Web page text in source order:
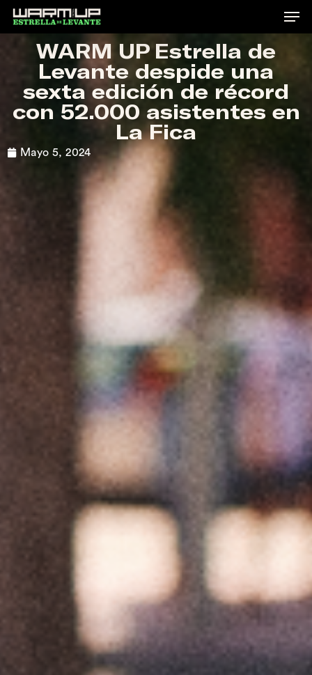
Skip
to
content
WARM UP Estrella de
Levante despide una
sexta edición de récord
con 52.000 asistentes en
La Fica
Mayo 5, 2024